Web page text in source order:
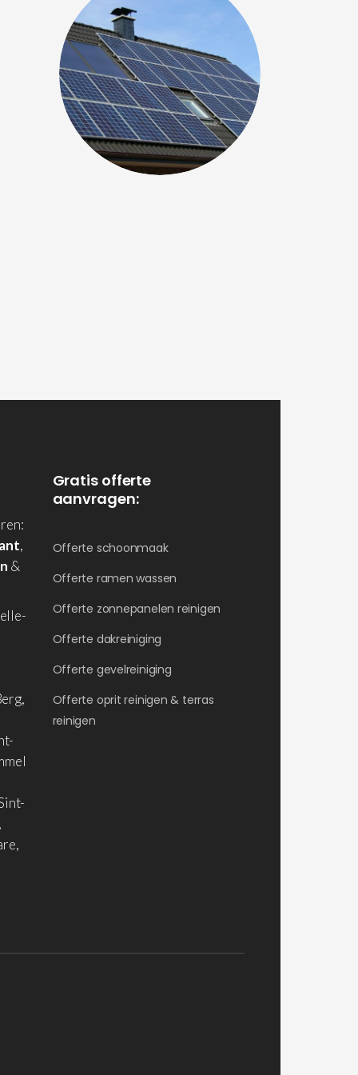
,
&
Gratis offerte
aanvragen:
Offerte schoonmaak
Offerte ramen wassen
Offerte zonnepanelen reinigen
Offerte dakreiniging
Offerte gevelreiniging
Offerte oprit reinigen & terras
reinigen